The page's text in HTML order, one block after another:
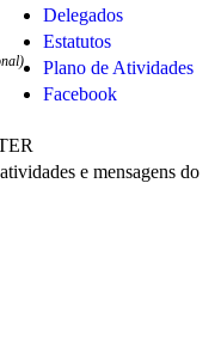
e mensagens do
Delegados
Estatutos
Plano de Atividades
Facebook